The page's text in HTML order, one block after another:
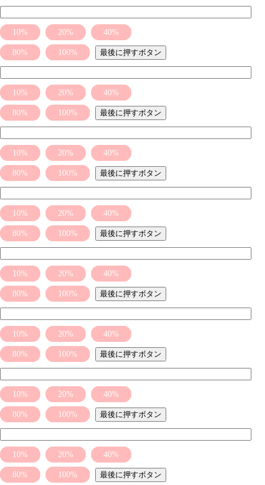
10% 20% 40%
80% 100% 最後に押すボタン
10% 20% 40%
80% 100% 最後に押すボタン
10% 20% 40%
80% 100% 最後に押すボタン
10% 20% 40%
80% 100% 最後に押すボタン
10% 20% 40%
80% 100% 最後に押すボタン
10% 20% 40%
80% 100% 最後に押すボタン
10% 20% 40%
80% 100% 最後に押すボタン
10% 20% 40%
80% 100% 最後に押すボタン